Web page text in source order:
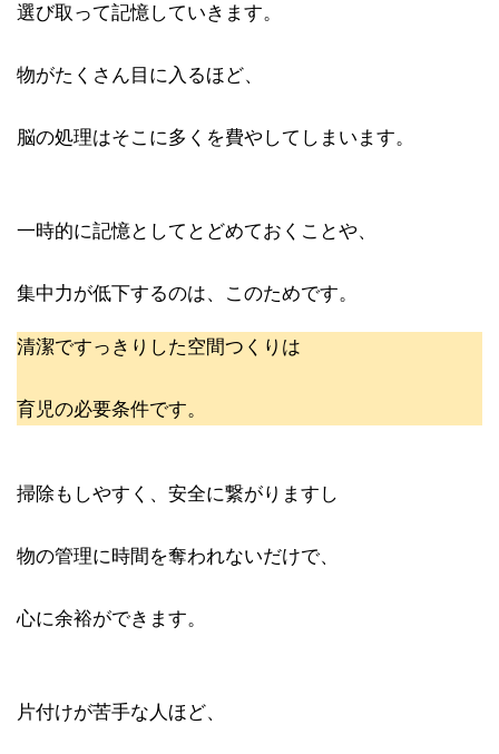
選び取って記憶していきます。
物がたくさん目に入るほど、
脳の処理はそこに多くを費やしてしまいます。
一時的に記憶としてとどめておくことや、
集中力が低下するのは、このためです。
清潔ですっきりした空間つくりは
育児の必要条件です。
掃除もしやすく、安全に繋がりますし
物の管理に時間を奪われないだけで、
心に余裕ができます。
片付けが苦手な人ほど、